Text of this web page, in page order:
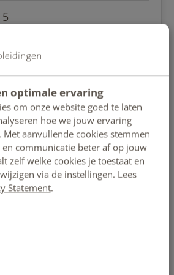
optimale ervaring
om onze website goed te laten
hoe we jouw ervaring
aanvullende cookies stemmen
communicatie beter af op jouw
zelf welke cookies je toestaat en
via de instellingen. Lees
Statement.
de studieboeken, de multiple
de hoofdstukken waren adequaat
je ongeveer te wachten staat op
/ 5